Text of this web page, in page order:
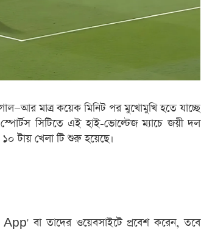
মাত্র কয়েক মিনিট পর মুখোমুখি হতে যাচ্ছে
স্পোর্টস সিটিতে এই হাই-ভোল্টেজ ম্যাচে জয়ী দল
টায় খেলা টি শুরু হয়েছে।
বা তাদের ওয়েবসাইটে প্রবেশ করেন, তবে